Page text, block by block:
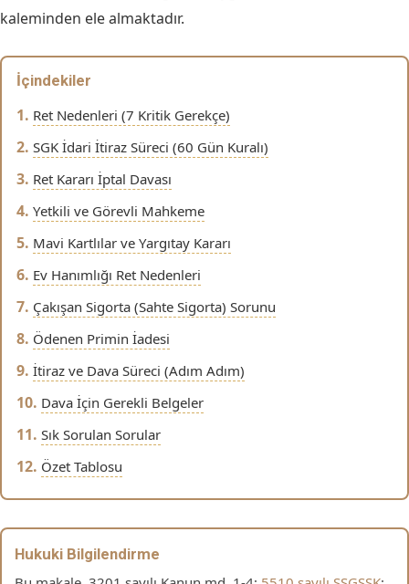
kaleminden ele almaktadır.
İçindekiler
Ret Nedenleri (7 Kritik Gerekçe)
SGK İdari İtiraz Süreci (60 Gün Kuralı)
Ret Kararı İptal Davası
Yetkili ve Görevli Mahkeme
Mavi Kartlılar ve Yargıtay Kararı
Ev Hanımlığı Ret Nedenleri
Çakışan Sigorta (Sahte Sigorta) Sorunu
Ödenen Primin İadesi
İtiraz ve Dava Süreci (Adım Adım)
Dava İçin Gerekli Belgeler
Sık Sorulan Sorular
Özet Tablosu
Hukuki Bilgilendirme